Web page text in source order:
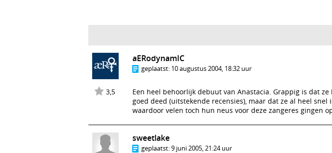
3,5
aERodynamIC
geplaatst: 10 augustus 2004, 18:32 uur
Een heel behoorlijk debuut van Anastacia. Grappig is dat
goed deed (uitstekende recensies), maar dat ze al heel
waardoor velen toch hun neus voor deze zangeres gingen
sweetlake
geplaatst:9 juni 2005, 21:24 uur